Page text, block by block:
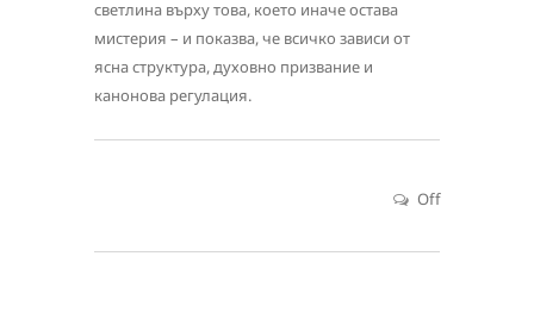
светлина върху това, което иначе остава
мистерия – и показва, че всичко зависи от
ясна структура, духовно призвание и
канонова регулация.
Off